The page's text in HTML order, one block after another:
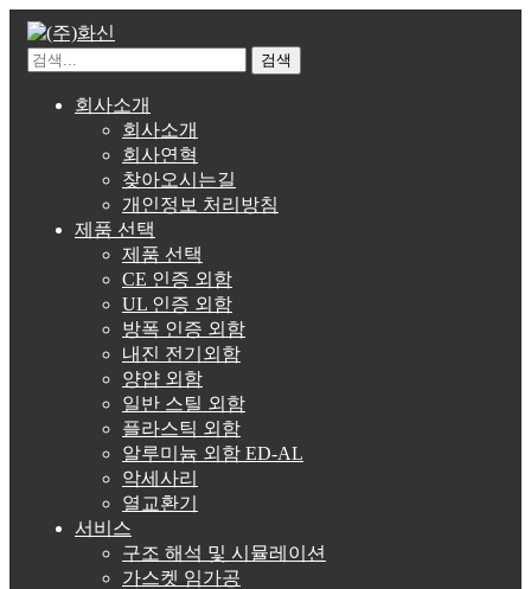
검색
회사소개
회사소개
회사연혁
찾아오시는길
개인정보 처리방침
제품 선택
제품 선택
CE 인증 외함
UL 인증 외함
방폭 인증 외함
내진 전기외함
양얍 외함
일반 스틸 외함
플라스틱 외함
알루미늄 외함 ED-AL
악세사리
열교환기
서비스
구조 해석 및 시뮬레이션
가스켓 임가공